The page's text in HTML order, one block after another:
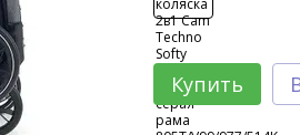
Купить